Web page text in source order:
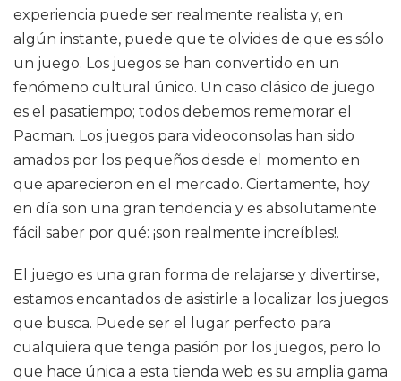
experiencia puede ser realmente realista y, en
algún instante, puede que te olvides de que es sólo
un juego. Los juegos se han convertido en un
fenómeno cultural único. Un caso clásico de juego
es el pasatiempo; todos debemos rememorar el
Pacman. Los juegos para videoconsolas han sido
amados por los pequeños desde el momento en
que aparecieron en el mercado. Ciertamente, hoy
en día son una gran tendencia y es absolutamente
fácil saber por qué: ¡son realmente increíbles!.
El juego es una gran forma de relajarse y divertirse,
estamos encantados de asistirle a localizar los juegos
que busca. Puede ser el lugar perfecto para
cualquiera que tenga pasión por los juegos, pero lo
que hace única a esta tienda web es su amplia gama